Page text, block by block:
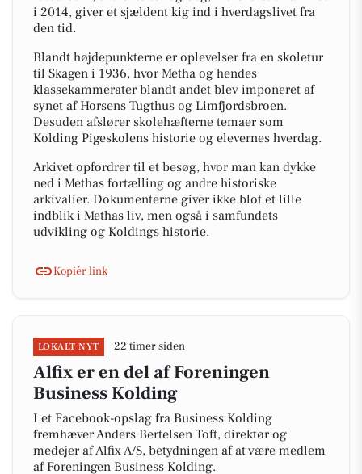
i 2014, giver et sjældent kig ind i hverdagslivet fra
den tid.
Blandt højdepunkterne er oplevelser fra en skoletur
til Skagen i 1936, hvor Metha og hendes
klassekammerater blandt andet blev imponeret af
synet af Horsens Tugthus og Limfjordsbroen.
Desuden afslører skolehæfterne temaer som
Kolding Pigeskolens historie og elevernes hverdag.
Arkivet opfordrer til et besøg, hvor man kan dykke
ned i Methas fortælling og andre historiske
arkivalier. Dokumenterne giver ikke blot et lille
indblik i Methas liv, men også i samfundets
udvikling og Koldings historie.
Kopiér link
LOKALT NYT 22 timer siden
Alfix er en del af Foreningen
Business Kolding
I et Facebook-opslag fra Business Kolding
fremhæver Anders Bertelsen Toft, direktør og
medejer af Alfix A/S, betydningen af at være medlem
af Foreningen Business Kolding.